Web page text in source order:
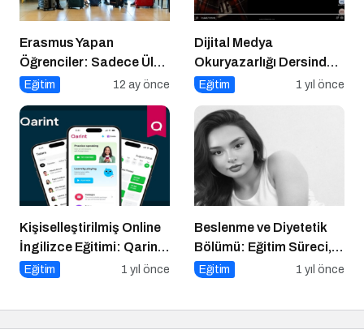
Erasmus Yapan
Öğrenciler: Sadece Ülke
Değil, Bakış Açısı da
Eğitim 12 ay önce
Dijital Medya
Okuryazarlığı Dersinde
Dijital Markalaşma
Eğitim 1 yıl önce
Kişiselleştirilmiş Online
İngilizce Eğitimi: Qarint
ile Hedefine Ulaş
Eğitim 1 yıl önce
Beslenme ve Diyetetik
Bölümü: Eğitim Süreci,
Kariyer Olanakları ve
Eğitim 1 yıl önce